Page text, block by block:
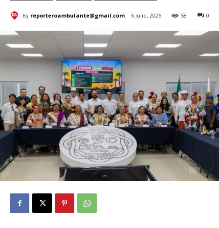
By reporteroambulante@gmail.com 6 julio, 2026 0
58